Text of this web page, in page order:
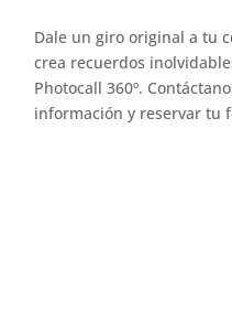
Dale un giro original a tu
crea recuerdos
Photocall 360º.
información y reservar tu